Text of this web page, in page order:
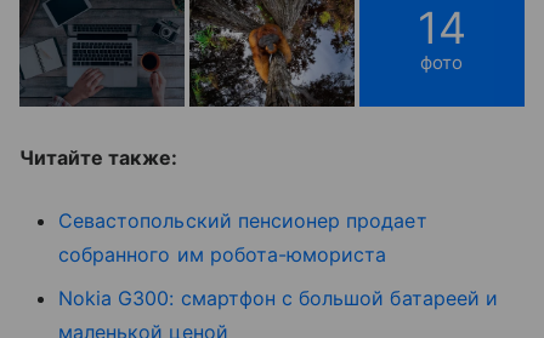
14
фото
Читайте также:
Севастопольский пенсионер продает
собранного им робота-юмориста
Nokia G300: смартфон с большой батареей и
маленькой ценой